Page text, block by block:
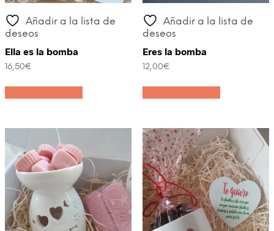
Añadir a la lista de
deseos
Ella es la bomba
16,50€
Añadir a la lista de
deseos
Eres la bomba
12,00€